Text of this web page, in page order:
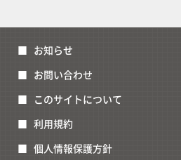
お知らせ
お問い合わせ
このサイトについて
利用規約
個人情報保護方針